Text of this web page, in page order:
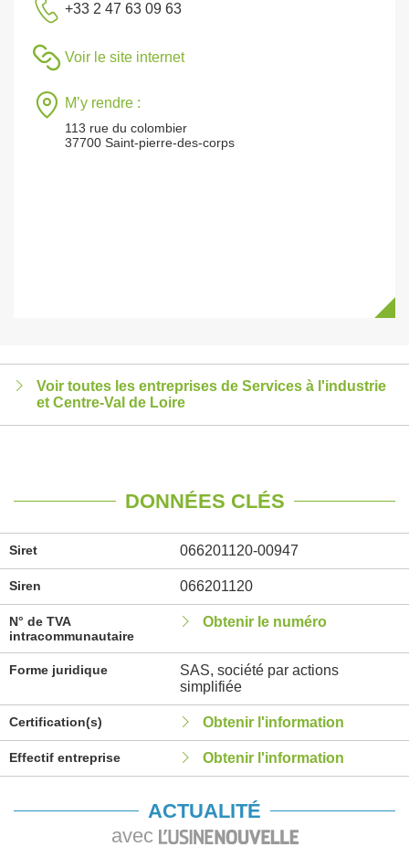
+33 2 47 63 09 63
Voir le site internet
M’y rendre :
113 rue du colombier
37700 Saint-pierre-des-corps
Voir toutes les entreprises de Services à l'industrie
et Centre-Val de Loire
DONNÉES CLÉS
Siret 066201120-00947
Siren 066201120
N° de TVA
intracommunautaire
Obtenir le numéro
Forme juridique
SAS, société par actions
simplifiée
Certification(s) Obtenir l'information
Effectif entreprise Obtenir l'information
ACTUALITÉ
avec